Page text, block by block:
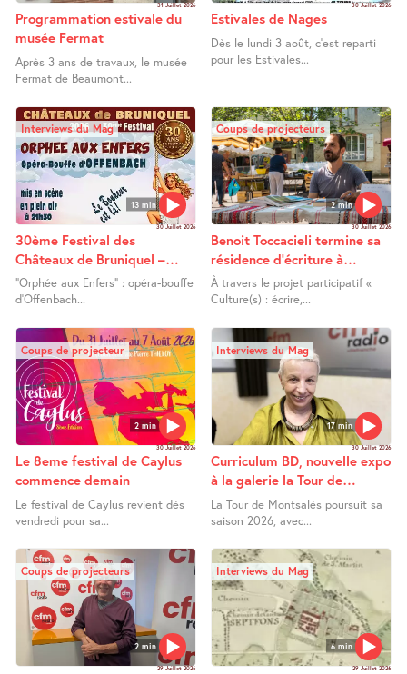
31 Juillet 2026
Programmation estivale du
musée Fermat
Après 3 ans de travaux, le musée
Fermat de Beaumont...
30 Juillet 2026
Estivales de Nages
Dès le lundi 3 août, c’est reparti
pour les Estivales...
13 min
Interviews du Mag
30 Juillet 2026
30ème Festival des
Châteaux de Bruniquel –
Orphée aux Enfers
"Orphée aux Enfers" : opéra-bouffe
d’Offenbach...
2 min
Coups de projecteurs
30 Juillet 2026
Benoit Toccacieli termine sa
résidence d’écriture à
Lafrançaise
À travers le projet participatif «
Culture(s) : écrire,...
2 min
Coups de projecteur
30 Juillet 2026
Le 8eme festival de Caylus
commence demain
Le festival de Caylus revient dès
vendredi pour sa...
17 min
Interviews du Mag
30 Juillet 2026
Curriculum BD, nouvelle expo
à la galerie la Tour de
Montsalès
La Tour de Montsalès poursuit sa
saison 2026, avec...
2 min
Coups de projecteurs
29 Juillet 2026
6 min
Interviews du Mag
29 Juillet 2026